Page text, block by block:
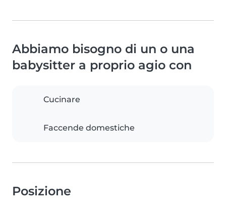
Abbiamo bisogno di un o una
babysitter a proprio agio con
Cucinare
Faccende domestiche
Posizione